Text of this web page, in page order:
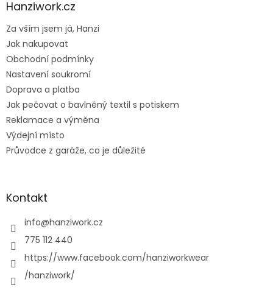
aHanziwork.cz
Za vším jsem já, Hanzi
Jak nakupovat
Obchodní podmínky
Nastavení soukromí
Doprava a platba
Jak pečovat o bavlněný textil s potiskem
Reklamace a výměna
Výdejní místo
Průvodce z garáže, co je důležité
Kontakt
info@hanziwork.cz
775 112 440
https://www.facebook.com/hanziworkwear
/hanziwork/